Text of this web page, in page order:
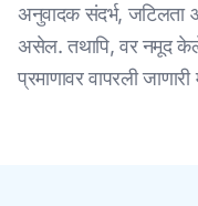
अनुवादक संदर्भ, जटिलता
असेल. तथापि, वर नमूद
प्रमाणावर वापरली